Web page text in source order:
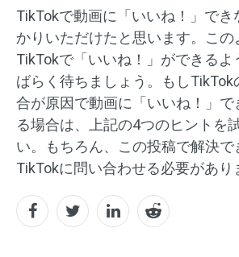
TikTokで動画に「いいね！」でき
かりいただけたと思います。この
TikTokで「いいね！」ができるよ
ばらく待ちましょう。もしTikTok
合が原因で動画に「いいね！」
る場合は、上記の4つのヒントを
い。もちろん、この投稿で解決で
TikTokに問い合わせる必要があり